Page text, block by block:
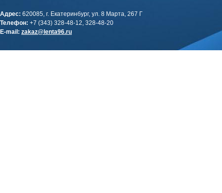
Адрес: 620085, г. Екатеринбург, ул. 8 Марта, 267 Г
Телефон: +7 (343) 328-48-12, 328-48-20
E-mail: zakaz@lenta96.ru